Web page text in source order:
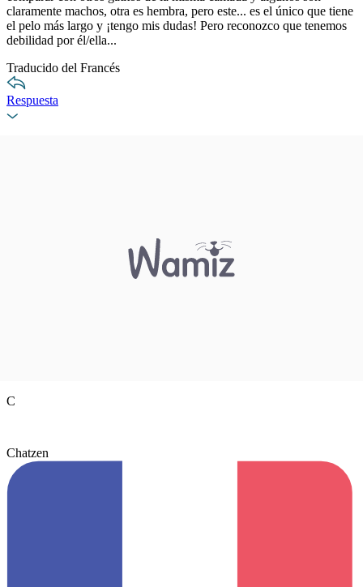
claramente machos, otra es hembra, pero este... es el único que tiene
el pelo más largo y ¡tengo mis dudas! Pero reconozco que tenemos
debilidad por él/ella...
Traducido del Francés
Respuesta
C
Chatzen